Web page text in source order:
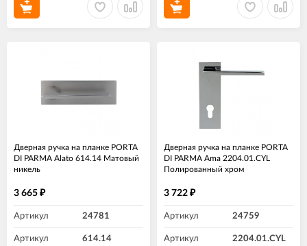
Дверная ручка на планке PORTA
DI PARMA Alato 614.14 Матовый
никель
3 665 ₽
Артикул 24781
Артикул
614.14
Дверная ручка на планке PORTA
DI PARMA Ama 2204.01.CYL
Полированный хром
3 722 ₽
Артикул 24759
Артикул
2204.01.CYL